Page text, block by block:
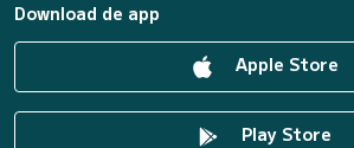
Download de app
Apple Store
Play Store